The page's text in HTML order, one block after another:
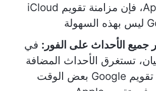
نظام Apple، فإن مزامنة تقويم iCloud
جميع الأحداث على الفور: في
تستغرق الأحداث المضافة
حديثًا إلى تقويم Google بعض الوقت